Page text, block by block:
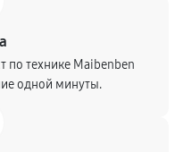
по технике Maibenben
одной минуты.